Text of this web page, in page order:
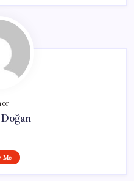
Me